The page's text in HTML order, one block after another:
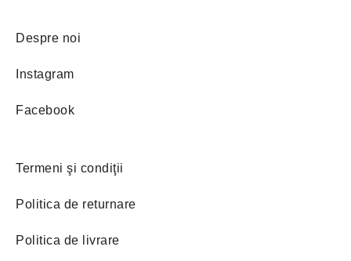
Despre noi
Instagram
Facebook
Termeni şi condiţii
Politica de returnare
Politica de livrare